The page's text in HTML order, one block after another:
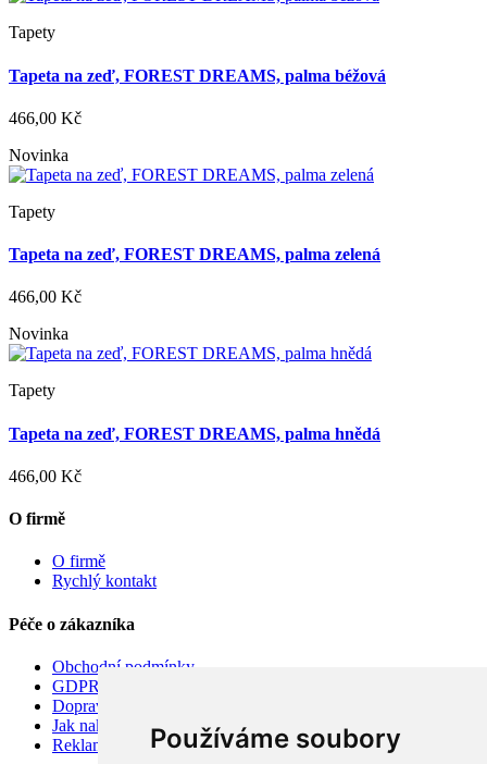
Používáme soubory
Tapety
Tapeta na zeď, FOREST DREAMS, palma béžová
466,00 Kč
Novinka
Tapety
Tapeta na zeď, FOREST DREAMS, palma zelená
466,00 Kč
Novinka
Tapety
Tapeta na zeď, FOREST DREAMS, palma hnědá
466,00 Kč
O firmě
O firmě
Rychlý kontakt
Péče o zákazníka
Obchodní podmínky
GDPR
Doprava
Jak nakupovat
Reklamace